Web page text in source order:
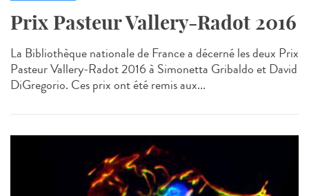
Prix Pasteur Vallery-Radot 2016
La Bibliothèque nationale de France a décerné les deux Prix
Pasteur Vallery-Radot 2016 à Simonetta Gribaldo et David
DiGregorio. Ces prix ont été remis aux...